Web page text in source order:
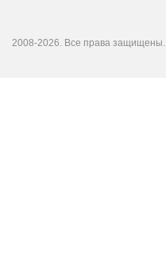
2008-2026. Все права защищены.